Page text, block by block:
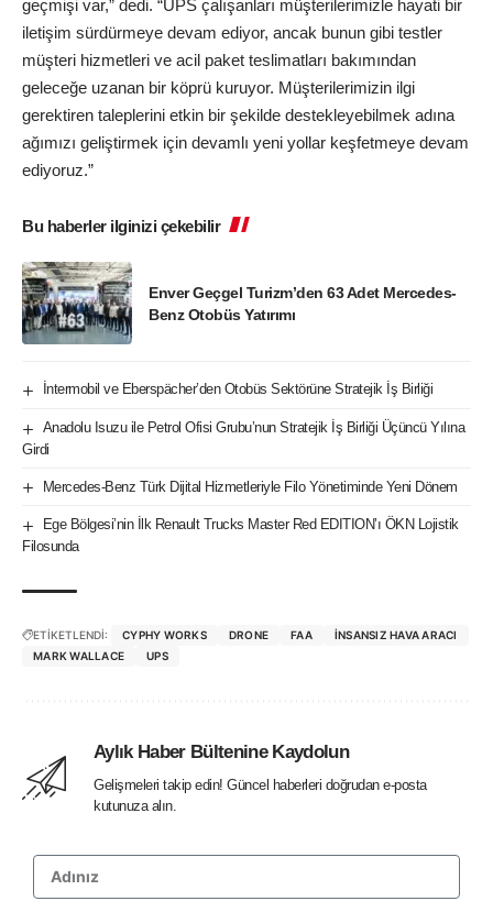
geçmişi var,” dedi. “UPS çalışanları müşterilerimizle hayati bir
iletişim sürdürmeye devam ediyor, ancak bunun gibi testler
müşteri hizmetleri ve acil paket teslimatları bakımından
geleceğe uzanan bir köprü kuruyor. Müşterilerimizin ilgi
gerektiren taleplerini etkin bir şekilde destekleyebilmek adına
ağımızı geliştirmek için devamlı yeni yollar keşfetmeye devam
ediyoruz.”
Bu haberler ilginizi çekebilir
Enver Geçgel Turizm’den 63 Adet Mercedes-
Benz Otobüs Yatırımı
İntermobil ve Eberspächer’den Otobüs Sektörüne Stratejik İş Birliği
Anadolu Isuzu ile Petrol Ofisi Grubu’nun Stratejik İş Birliği Üçüncü Yılına
Girdi
Mercedes-Benz Türk Dijital Hizmetleriyle Filo Yönetiminde Yeni Dönem
Ege Bölgesi’nin İlk Renault Trucks Master Red EDITION’ı ÖKN Lojistik
Filosunda
ETİKETLENDİ: CYPHY WORKS DRONE FAA
INSANSIZ HAVA ARACI
MARK WALLACE
UPS
Aylık Haber Bültenine Kaydolun
Gelişmeleri takip edin! Güncel haberleri doğrudan e-posta
kutunuza alın.